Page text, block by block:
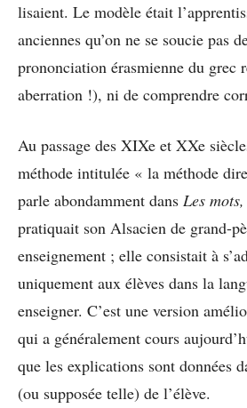
lisaient. Le modèle était
anciennes qu’on ne se soucie pas
prononciation érasmienne du grec
aberration !), ni de comprendre
Au passage des XIXe et XXe
méthode intitulée « la méthode
parle abondamment dans Les mots,
pratiquait son Alsacien de grand-
enseignement ; elle consistait à
uniquement aux élèves dans la
enseigner. C’est une version
qui a généralement cours
que les explications sont données
(ou supposée telle) de l’élève.